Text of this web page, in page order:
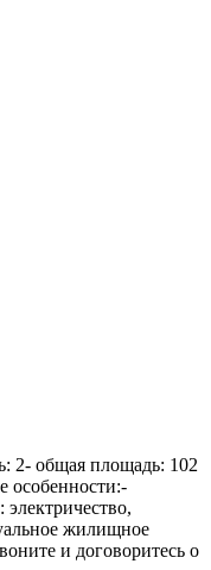
2- общая площадь: 102
особенности:-
жилищное
и договоритесь о